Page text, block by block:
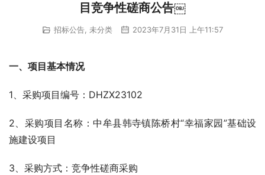
目竞争性磋商公告￼
招标公告 未分类 2023年7月31日 上午11:57
一、项目基本情况
1、采购项目编号：DHZX23102
2、采购项目名称：中牟县韩寺镇陈桥村“幸福家园”基础设
施建设项目
3、采购方式：竞争性磋商采购